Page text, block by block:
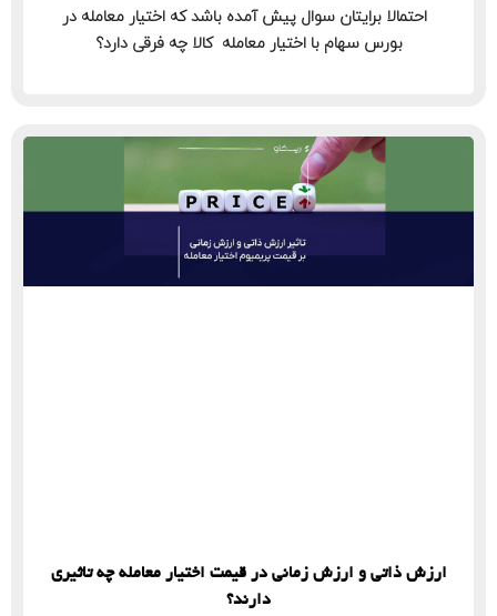
احتمالا برایتان سوال پیش آمده باشد که اختیار معامله در
بورس سهام با اختیار معامله کالا چه فرقی دارد؟
ارزش ذاتی و ارزش زمانی در قیمت اختیار معامله چه تاثیری
دارند؟